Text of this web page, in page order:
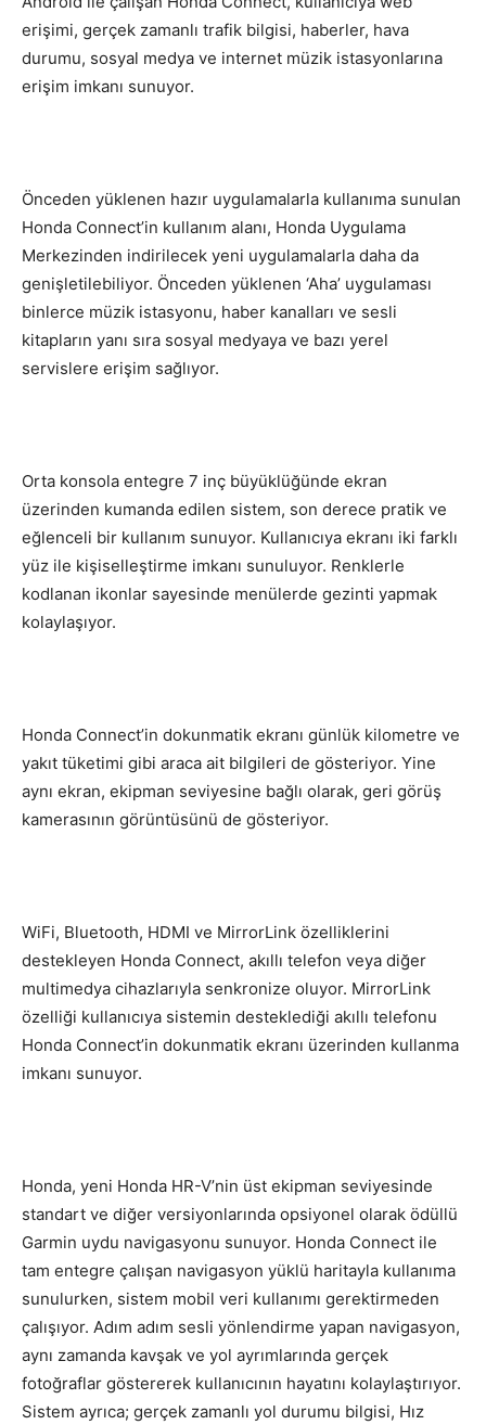
erişimi, gerçek zamanlı trafik bilgisi, haberler, hava
durumu, sosyal medya ve internet müzik istasyonlarına
erişim imkanı sunuyor.
Önceden yüklenen hazır uygulamalarla kullanıma sunulan
Honda Connect’in kullanım alanı, Honda Uygulama
Merkezinden indirilecek yeni uygulamalarla daha da
genişletilebiliyor. Önceden yüklenen ‘Aha’ uygulaması
binlerce müzik istasyonu, haber kanalları ve sesli
kitapların yanı sıra sosyal medyaya ve bazı yerel
servislere erişim sağlıyor.
Orta konsola entegre 7 inç büyüklüğünde ekran
üzerinden kumanda edilen sistem, son derece pratik ve
eğlenceli bir kullanım sunuyor. Kullanıcıya ekranı iki farklı
yüz ile kişiselleştirme imkanı sunuluyor. Renklerle
kodlanan ikonlar sayesinde menülerde gezinti yapmak
kolaylaşıyor.
Honda Connect’in dokunmatik ekranı günlük kilometre ve
yakıt tüketimi gibi araca ait bilgileri de gösteriyor. Yine
aynı ekran, ekipman seviyesine bağlı olarak, geri görüş
kamerasının görüntüsünü de gösteriyor.
WiFi, Bluetooth, HDMI ve MirrorLink özelliklerini
destekleyen Honda Connect, akıllı telefon veya diğer
multimedya cihazlarıyla senkronize oluyor. MirrorLink
özelliği kullanıcıya sistemin desteklediği akıllı telefonu
Honda Connect’in dokunmatik ekranı üzerinden kullanma
imkanı sunuyor.
Honda, yeni Honda HR-V’nin üst ekipman seviyesinde
standart ve diğer versiyonlarında opsiyonel olarak ödüllü
Garmin uydu navigasyonu sunuyor. Honda Connect ile
tam entegre çalışan navigasyon yüklü haritayla kullanıma
sunulurken, sistem mobil veri kullanımı gerektirmeden
çalışıyor. Adım adım sesli yönlendirme yapan navigasyon,
aynı zamanda kavşak ve yol ayrımlarında gerçek
fotoğraflar göstererek kullanıcının hayatını kolaylaştırıyor.
Sistem ayrıca; gerçek zamanlı yol durumu bilgisi, Hız